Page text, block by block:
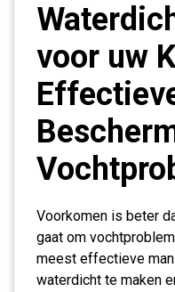
voor uw
Voorkomen is beter
gaat om
meest effectieve
waterdicht te maken